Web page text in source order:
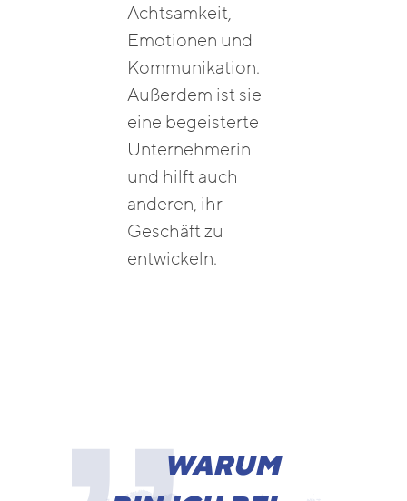
Achtsamkeit,
Emotionen und
Kommunikation.
Außerdem ist sie
eine begeisterte
Unternehmerin
und hilft auch
anderen, ihr
Geschäft zu
entwickeln.
WARUM